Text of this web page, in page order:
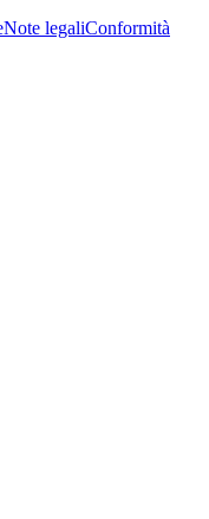
Note legaliConformità